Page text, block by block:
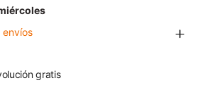
envíos
gratis